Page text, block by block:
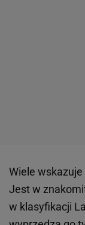
Wiele wskazuje
Jest w
w klasyfikacji